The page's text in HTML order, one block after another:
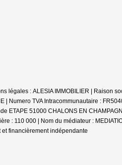
légales : ALESIA IMMOBILIER | Raison
Numero TVA Intracommunautaire :
51000 CHALONS EN
: 110 000 | Nom du médiateur :
financièrement indépendante